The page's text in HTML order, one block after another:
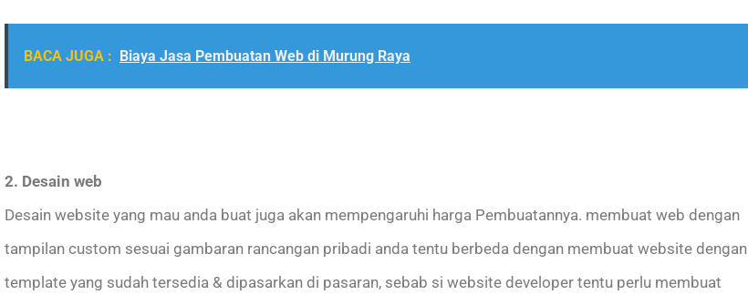
BACA JUGA : Biaya Jasa Pembuatan Web di Murung Raya
2. Desain web
Desain website yang mau anda buat juga akan mempengaruhi harga Pembuatannya. membuat web dengan
tampilan custom sesuai gambaran rancangan pribadi anda tentu berbeda dengan membuat website dengan
template yang sudah tersedia & dipasarkan di pasaran, sebab si website developer tentu perlu membuat